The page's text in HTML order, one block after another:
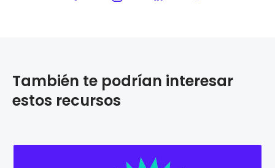
También te podrían interesar
estos recursos